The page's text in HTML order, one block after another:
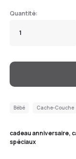
Bébé Cache-Couche
cadeau anniversaire,
spéciaux